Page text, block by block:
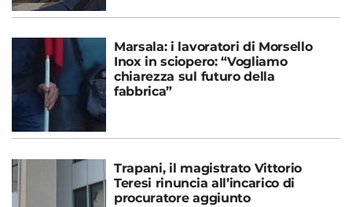
Marsala: i lavoratori di Morsello
Inox in sciopero: “Vogliamo
chiarezza sul futuro della
fabbrica”
Trapani, il magistrato Vittorio
Teresi rinuncia all’incarico di
procuratore aggiunto